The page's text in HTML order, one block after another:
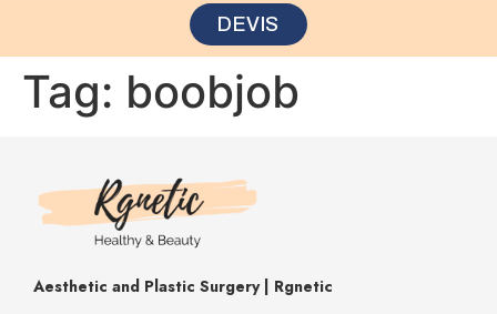
DEVIS
Tag: boobjob
Aesthetic and Plastic Surgery | Rgnetic